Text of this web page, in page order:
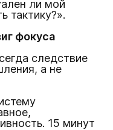
ли мой
тактику?».
фокуса
следствие
а не
15 минут